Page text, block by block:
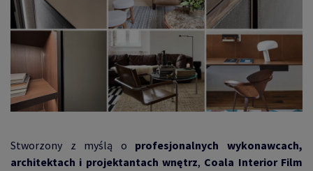
Stworzony z myślą o profesjonalnych wykonawcach,
architektach i projektantach wnętrz, Coala Interior Film